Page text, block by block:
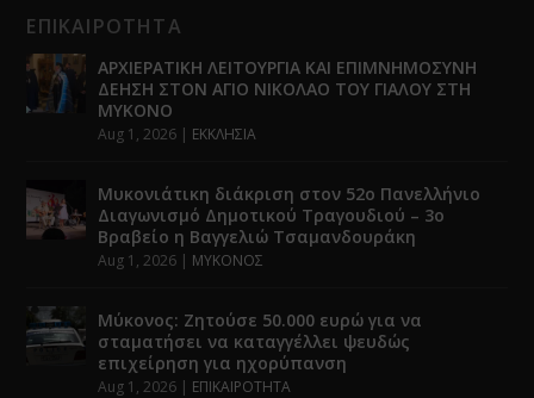
ΕΠΙΚΑΙΡΟΤΗΤΑ
ΑΡΧΙΕΡΑΤΙΚΗ ΛΕΙΤΟΥΡΓΙΑ ΚΑΙ ΕΠΙΜΝΗΜΟΣΥΝΗ
ΔΕΗΣΗ ΣΤΟΝ ΑΓΙΟ ΝΙΚΟΛΑΟ ΤΟΥ ΓΙΑΛΟΥ ΣΤΗ
ΜΥΚΟΝΟ
Aug 1, 2026 | ΕΚΚΛΗΣΙΑ
Μυκονιάτικη διάκριση στον 52ο Πανελλήνιο
Διαγωνισμό Δημοτικού Τραγουδιού – 3ο
Βραβείο η Βαγγελιώ Τσαμανδουράκη
Aug 1, 2026 | ΜΥΚΟΝΟΣ
Μύκονος: Ζητούσε 50.000 ευρώ για να
σταματήσει να καταγγέλλει ψευδώς
επιχείρηση για ηχορύπανση
Aug 1, 2026 | ΕΠΙΚΑΙΡΟΤΗΤΑ